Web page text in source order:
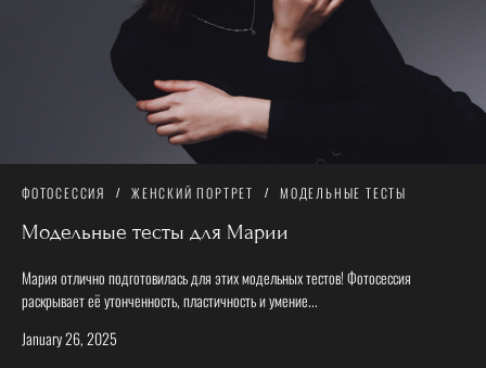
ФОТОСЕССИЯ ЖЕНСКИЙ ПОРТРЕТ МОДЕЛЬНЫЕ ТЕСТЫ
Модельные тесты для Марии
Мария отлично подготовилась для этих модельных тестов! Фотосессия
раскрывает её утонченность, пластичность и умение...
January 26, 2025